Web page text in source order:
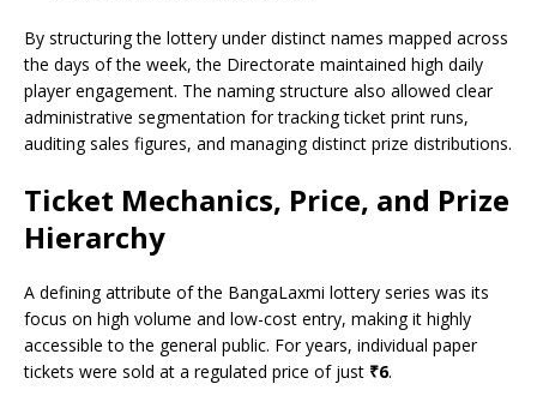
By structuring the lottery under distinct names mapped across
the days of the week, the Directorate maintained high daily
player engagement. The naming structure also allowed clear
administrative segmentation for tracking ticket print runs,
auditing sales figures, and managing distinct prize distributions.
Ticket Mechanics, Price, and Prize
Hierarchy
A defining attribute of the BangaLaxmi lottery series was its
focus on high volume and low-cost entry, making it highly
accessible to the general public. For years, individual paper
tickets were sold at a regulated price of just ₹6.